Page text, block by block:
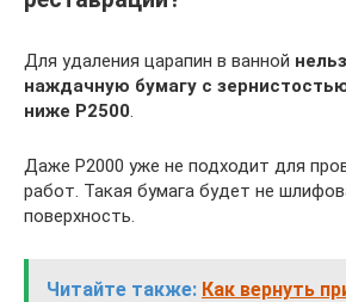
Для удаления царапин в ванной
наждачную бумагу с
ниже Р2500.
Даже Р2000 уже не подходит для
работ. Такая бумага будет не
поверхность.
Читайте также: Как вернуть